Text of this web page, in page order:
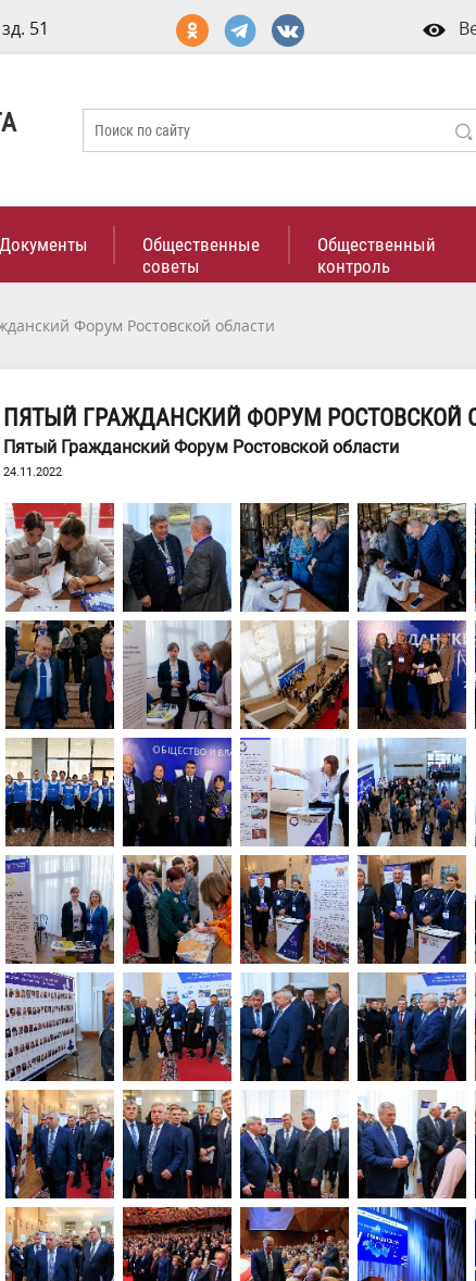
51
Документы
Общественные
советы
Общественный
контроль
Форум Ростовской области
ПЯТЫЙ ГРАЖДАНСКИЙ ФОРУМ РОСТОВСКОЙ
Пятый Гражданский Форум Ростовской области
24.11.2022